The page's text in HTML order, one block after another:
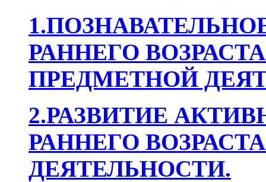
РАННЕГО
ПРЕДМЕТНОЙ
2.РАЗВИТИЕ
РАННЕГО
ДЕЯТЕЛЬНОСТИ.